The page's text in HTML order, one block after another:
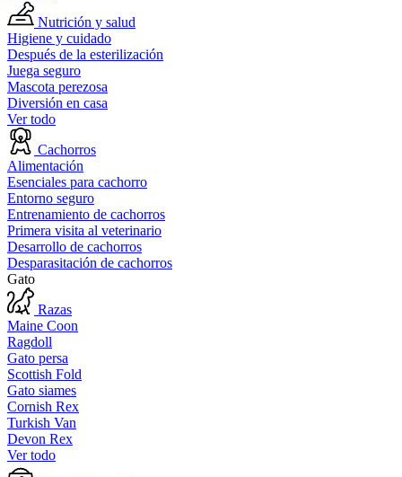
Nutrición y salud
Higiene y cuidado
Después de la esterilización
Juega seguro
Mascota perezosa
Diversión en casa
Ver todo
Cachorros
Alimentación
Esenciales para cachorro
Entorno seguro
Entrenamiento de cachorros
Primera visita al veterinario
Desarrollo de cachorros
Desparasitación de cachorros
Gato
Razas
Maine Coon
Ragdoll
Gato persa
Scottish Fold
Gato siames
Cornish Rex
Turkish Van
Devon Rex
Ver todo